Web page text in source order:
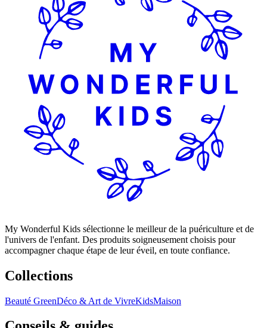
My Wonderful Kids sélectionne le meilleur de la puériculture et de
l'univers de l'enfant. Des produits soigneusement choisis pour
accompagner chaque étape de leur éveil, en toute confiance.
Collections
Beauté GreenDéco & Art de VivreKidsMaison